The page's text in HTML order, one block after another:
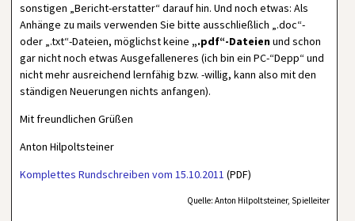
sonstigen „Bericht-erstatter“ darauf hin. Und noch etwas: Als
Anhänge zu mails verwenden Sie bitte ausschließlich „.doc“-
oder „.txt“-Dateien, möglichst keine„.pdf“-Dateienund schon
gar nicht noch etwas Ausgefalleneres (ich bin ein PC-“Depp“ und
nicht mehr ausreichend lernfähig bzw. -willig, kann also mit den
ständigen Neuerungen nichts anfangen).
Mit freundlichen Grüßen
Anton Hilpoltsteiner
Komplettes Rundschreiben vom 15.10.2011 (PDF)
Quelle: Anton Hilpoltsteiner, Spielleiter